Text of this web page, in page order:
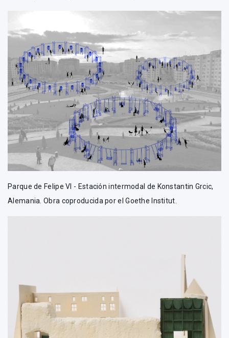
Parque de Felipe VI - Estación intermodal de Konstantin Grcic,
Alemania. Obra coproducida por el Goethe Institut.